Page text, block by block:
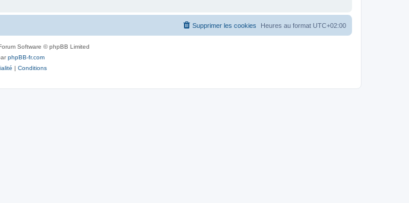
Heures au format UTC+02:00
Supprimer les cookies
Software © phpBB Limited
phpBB-fr.com
| Conditions